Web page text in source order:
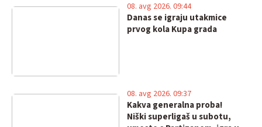
Danas se igraju utakmice
prvog kola Kupa grada
08. avg 2026. 09:44
Kakva generalna proba!
Niški superligaš u subotu,
08. avg 2026. 09:37